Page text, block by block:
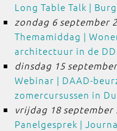
Long Table Talk |
zondag 6 september
Themamiddag |
architectuur in de
dinsdag 15
Webinar | DAAD-
zomercursussen in
vrijdag 18 september
Panelgesprek |